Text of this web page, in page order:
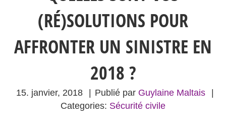
(RÉ)SOLUTIONS POUR
AFFRONTER UN SINISTRE EN
2018 ?
15. janvier, 2018 Publié par Guylaine Maltais
Categories: Sécurité civile